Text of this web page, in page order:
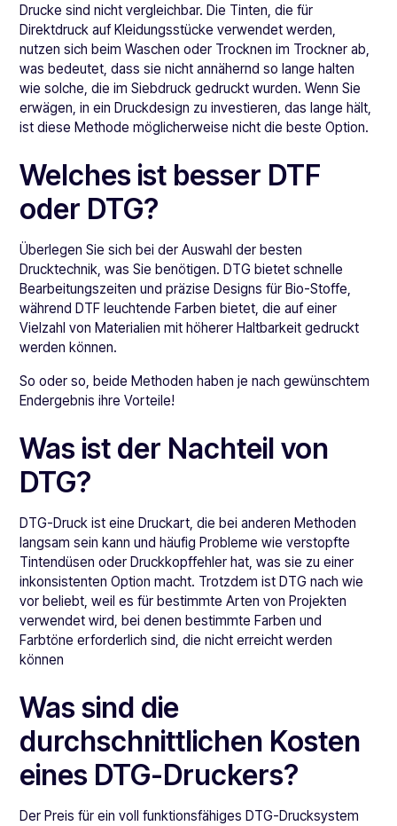
Drucke sind nicht vergleichbar. Die Tinten, die für
Direktdruck auf Kleidungsstücke verwendet werden,
nutzen sich beim Waschen oder Trocknen im Trockner ab,
was bedeutet, dass sie nicht annähernd so lange halten
wie solche, die im Siebdruck gedruckt wurden. Wenn Sie
erwägen, in ein Druckdesign zu investieren, das lange hält,
ist diese Methode möglicherweise nicht die beste Option.
Welches ist besser DTF
oder DTG?
Überlegen Sie sich bei der Auswahl der besten
Drucktechnik, was Sie benötigen. DTG bietet schnelle
Bearbeitungszeiten und präzise Designs für Bio-Stoffe,
während DTF leuchtende Farben bietet, die auf einer
Vielzahl von Materialien mit höherer Haltbarkeit gedruckt
werden können.
So oder so, beide Methoden haben je nach gewünschtem
Endergebnis ihre Vorteile!
Was ist der Nachteil von
DTG?
DTG-Druck ist eine Druckart, die bei anderen Methoden
langsam sein kann und häufig Probleme wie verstopfte
Tintendüsen oder Druckkopffehler hat, was sie zu einer
inkonsistenten Option macht. Trotzdem ist DTG nach wie
vor beliebt, weil es für bestimmte Arten von Projekten
verwendet wird, bei denen bestimmte Farben und
Farbtöne erforderlich sind, die nicht erreicht werden
können
Was sind die
durchschnittlichen Kosten
eines DTG-Druckers?
Der Preis für ein voll funktionsfähiges DTG-Drucksystem